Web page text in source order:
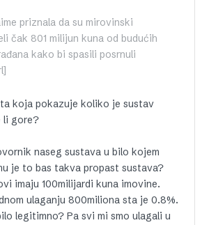
priznala da su mirovinski
čak 801 milijun kuna od budućih
kako bi spasili posrnuli
koja pokazuje koliko je sustav
li gore?
naseg sustava u bilo kojem
je to bas takva propast sustava?
imaju 100milijardi kuna imovine.
ulaganju 800miliona sta je 0.8%.
legitimno? Pa svi mi smo ulagali u